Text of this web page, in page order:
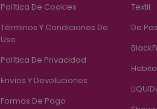
Política De Cookies
Términos Y Condiciones De
Uso
Política De Privacidad
Envíos Y Devoluciones
Formas De Pago
Textil
De